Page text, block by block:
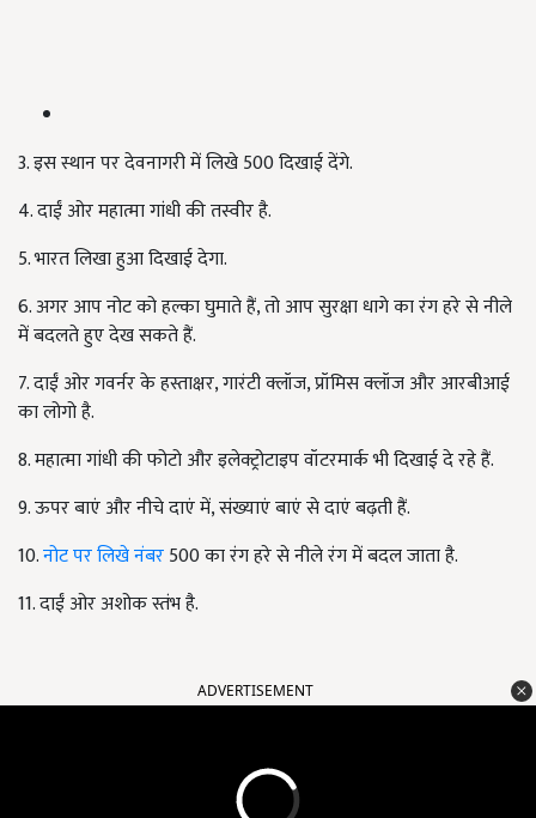
3. इस स्थान पर देवनागरी में लिखे500 दिखाई देंगे.
4. दाईं ओर महात्मा गांधी की तस्वीर है.
5. भारत लिखा हुआ दिखाई देगा.
6. अगर आप नोट को हल्का घुमाते हैं, तो आप सुरक्षा धागे का रंग हरे से नीले
में बदलते हुए देख सकते हैं.
7. दाईं ओर गवर्नर के हस्ताक्षर, गारंटी क्लॉज, प्रॉमिस क्लॉज और आरबीआई
का लोगो है.
8. महात्मा गांधी की फोटो और इलेक्ट्रोटाइप वॉटरमार्क भी दिखाई दे रहे हैं.
9. ऊपर बाएं और नीचे दाएं में, संख्याएं बाएं से दाएं बढ़ती हैं.
10.नोट पर लिखे नंबर500 का रंग हरे से नीले रंग में बदल जाता है.
11. दाईं ओर अशोक स्तंभ है.
ADVERTISEMENT